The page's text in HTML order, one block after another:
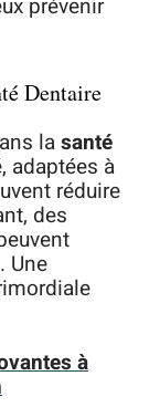
Dentaire
lasanté
adaptées à
réduire
des
Une
à